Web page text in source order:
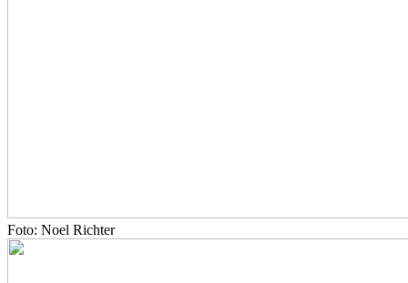
Foto: Noel Richter